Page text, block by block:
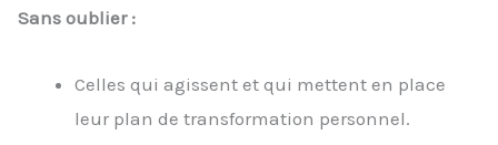
Sans oublier :
Celles qui agissent et qui mettent en place
leur plan de transformation personnel.